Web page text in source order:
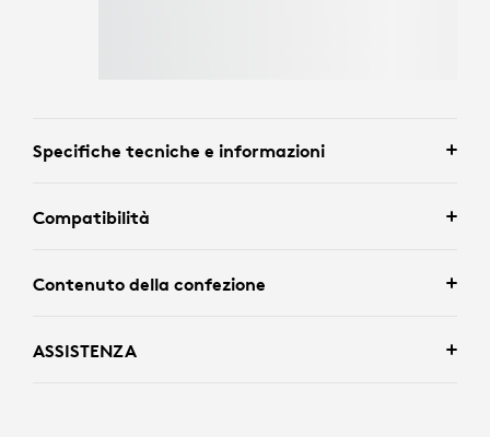
Specifiche tecniche e informazioni
Compatibilità
Contenuto della confezione
ASSISTENZA